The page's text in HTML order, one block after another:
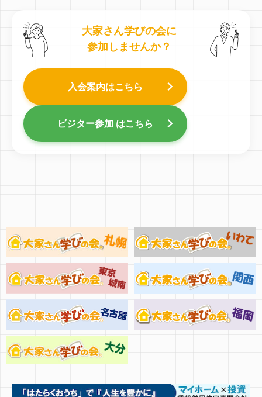
大家さん学びの会に
参加しませんか？
入会案内はこちら
ビジター参加 はこちら